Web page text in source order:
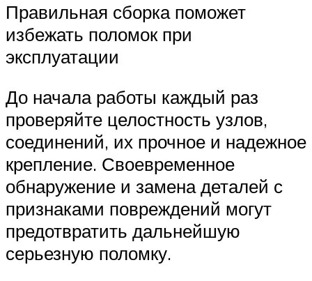
Правильная сборка поможет
избежать поломок при
эксплуатации
До начала работы каждый раз
проверяйте целостность узлов,
соединений, их прочное и надежное
крепление. Своевременное
обнаружение и замена деталей с
признаками повреждений могут
предотвратить дальнейшую
серьезную поломку.